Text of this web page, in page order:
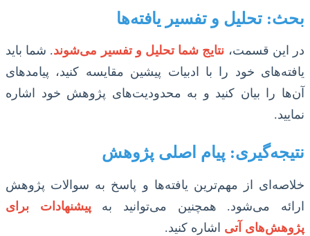
بحث: تحلیل و تفسیر یافته‌ها
در این قسمت، نتایج شما تحلیل و تفسیر می‌شوند. شما باید
یافته‌های خود را با ادبیات پیشین مقایسه کنید، پیامدهای
آن‌ها را بیان کنید و به محدودیت‌های پژوهش خود اشاره
نمایید.
نتیجه‌گیری: پیام اصلی پژوهش
خلاصه‌ای از مهم‌ترین یافته‌ها و پاسخ به سوالات پژوهش
ارائه می‌شود. همچنین می‌توانید بهپیشنهادات برای
پژوهش‌های آتی اشاره کنید.